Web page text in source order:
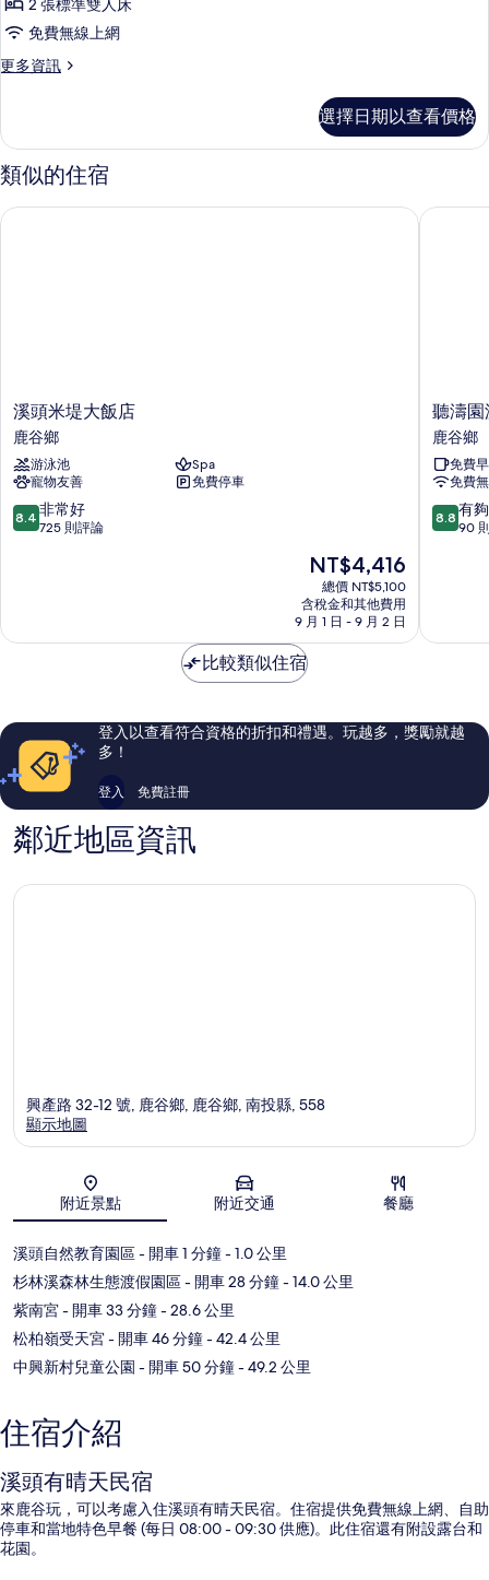
片
準
人
的
所
有
相
2 張標準雙人床
免費無線上網
更多資訊
更
四
人
房
詳
選擇日期以查看價格
類似的住宿
溪
頭
米
堤
大
飯
店
溪頭米堤大飯店
鹿谷鄉
游泳池
Spa
寵物友善
免費停車
8.4
分，
常
評
論
8.4 非常好
725 則評論
現
在
價
格
為
NT$4,416
總價 NT$5,100
含稅金和其他費用
9 月 1 日 - 9 月 2 日
溪頭米堤大飯店
聽
濤
園
渡
假
山
莊
聽濤園
鹿谷鄉
免費
免費
8.8
分，
夠
評
論
8.8 有
90
聽濤園
比較類似住宿
登入以查看符合資格的折扣和禮遇。玩越多，獎勵就越
多！
登入 免費註冊
鄰近地區資訊
地圖
興產路 32-12 號, 鹿谷鄉, 鹿谷鄉, 南投縣, 558
顯示地圖
附近景點 附近交通 餐廳
溪頭自然教育園區- 開車 1 分鐘- 1.0 公里
杉林溪森林生態渡假園區- 開車 28 分鐘- 14.0 公里
紫南宮- 開車 33 分鐘- 28.6 公里
松柏嶺受天宮- 開車 46 分鐘- 42.4 公里
中興新村兒童公園 - 開車 50 分鐘- 49.2 公里
住宿介紹
溪頭有晴天民宿
來鹿谷玩，可以考慮入住溪頭有晴天民宿。住宿提供免費無線上網、自助
停車和當地特色早餐 (每日 08:00 - 09:30 供應)。此住宿還有附設露台和
花園。